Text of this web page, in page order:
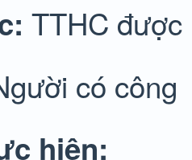
TTHC được
có công
hiện: